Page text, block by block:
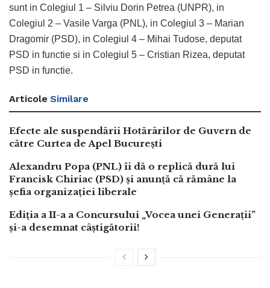
sunt in Colegiul 1 – Silviu Dorin Petrea (UNPR), in
Colegiul 2 – Vasile Varga (PNL), in Colegiul 3 – Marian
Dragomir (PSD), in Colegiul 4 – Mihai Tudose, deputat
PSD in functie si in Colegiul 5 – Cristian Rizea, deputat
PSD in functie.
Articole Similare
Efecte ale suspendării Hotărârilor de Guvern de
către Curtea de Apel București
Alexandru Popa (PNL) îi dă o replică dură lui
Francisk Chiriac (PSD) și anunță că rămâne la
șefia organizației liberale
Ediția a II-a a Concursului „Vocea unei Generații”
și-a desemnat câștigătorii!